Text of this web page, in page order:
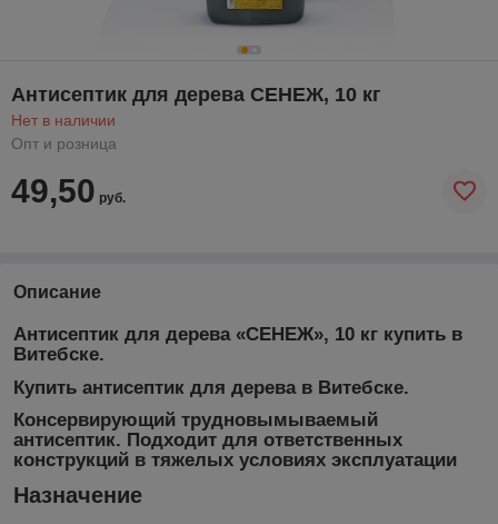
Антисептик для дерева СЕНЕЖ, 10 кг
Нет в наличии
Опт и розница
49,50 руб.
Описание
Антисептик для дерева «СЕНЕЖ», 10 кг купить в
Витебске.
Купить антисептик для дерева в Витебске.
Консервирующий трудновымываемый
антисептик. Подходит для ответственных
конструкций в тяжелых условиях эксплуатации
Назначение